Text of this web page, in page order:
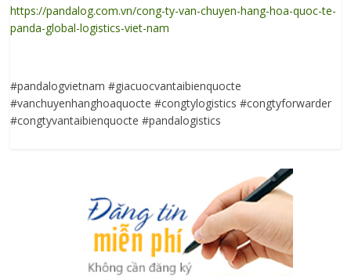
https://pandalog.com.vn/cong-ty-van-chuyen-hang-hoa-quoc-te-
panda-global-logistics-viet-nam
#pandalogvietnam #giacuocvantaibienquocte
#vanchuyenhanghoaquocte #congtylogistics #congtyforwarder
#congtyvantaibienquocte #pandalogistics